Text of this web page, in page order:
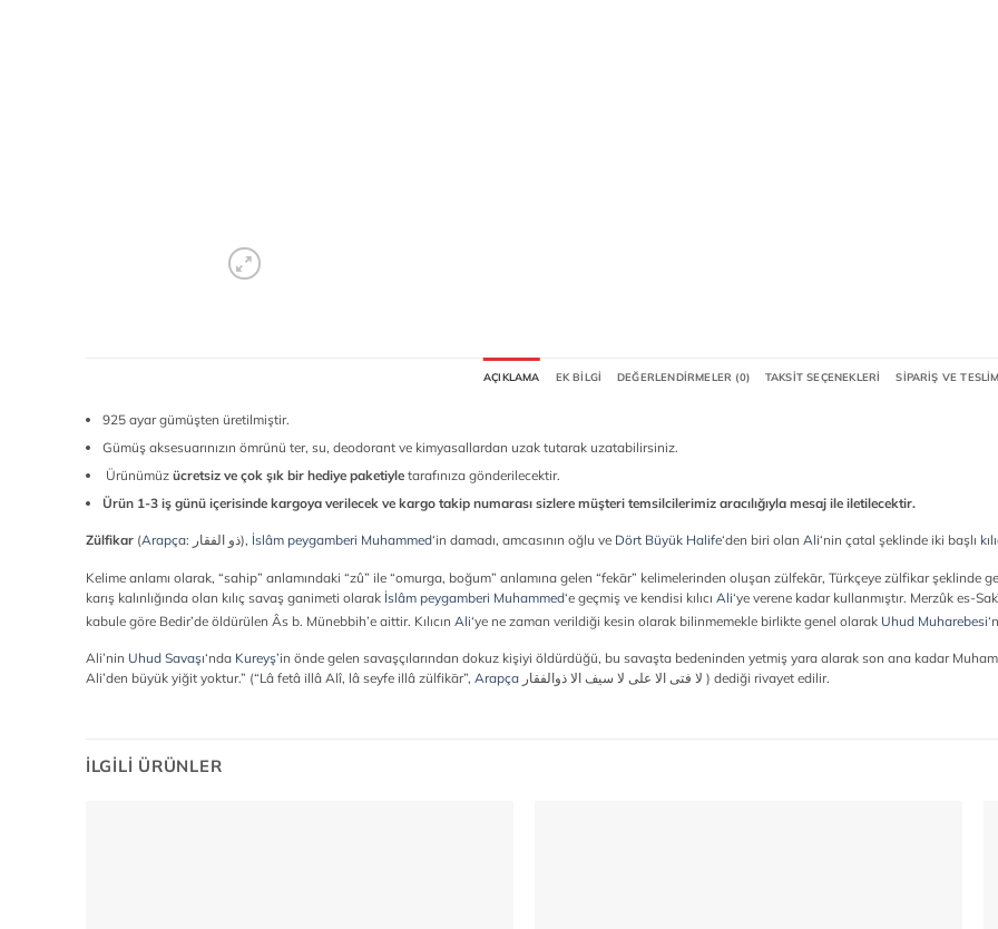
AÇIKLAMA EK BILGI DEĞERLENDIRMELER (0) TAKSIT SEÇENEKLERI SIPARIŞ VE
925 ayar gümüşten üretilmiştir.
Gümüş aksesuarınızın ömrünü ter, su, deodorant ve kimyasallardan uzak tutarak uzatabilirsiniz.
Ürünümüz ücretsiz ve çok şık bir hediye paketiyle tarafınıza gönderilecektir.
Ürün 1-3 iş günü içerisinde kargoya verilecek ve kargo takip numarası sizlere müşteri temsilcilerimiz aracılığıyla mesaj ile iletilecektir.
Zülfikar (Arapça: ذو الفقار), İslâm peygamberi Muhammed‘in damadı, amcasının oğlu ve Dört Büyük Halife‘den biri olan Ali‘nin çatal şeklinde iki başlı
Kelime anlamı olarak, “sahip” anlamındaki “zû” ile “omurga, boğum” anlamına gelen “fekār” kelimelerinden oluşan zülfekār, Türkçeye zülfikar şeklinde
karış kalınlığında olan kılıç savaş ganimeti olarak İslâm peygamberi Muhammed‘e geçmiş ve kendisi kılıcı Ali‘ye verene kadar kullanmıştır. Merzûk es-
kabule göre Bedir’de öldürülen Âs b. Münebbih’e aittir. Kılıcın Ali‘ye ne zaman verildiği kesin olarak bilinmemekle birlikte genel olarak Uhud Muharebesi
Ali’nin Uhud Savaşı‘nda Kureyş’in önde gelen savaşçılarından dokuz kişiyi öldürdüğü, bu savaşta bedeninden yetmiş yara alarak son ana kadar
Ali’den büyük yiğit yoktur.” (“Lâ fetâ illâ Alî, lâ seyfe illâ zülfikār”, Arapça لا فتى الا على لا سيف الا ذوالفقار ‎) dediği rivayet edilir.
İLGILI ÜRÜNLER